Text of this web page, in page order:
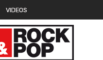
VIDEOS